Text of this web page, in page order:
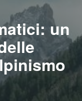
un